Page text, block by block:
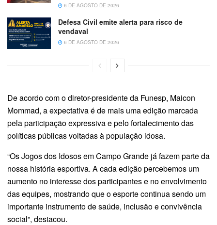
6 DE AGOSTO DE 2026
Defesa Civil emite alerta para risco de
vendaval
6 DE AGOSTO DE 2026
De acordo com o diretor-presidente da Funesp, Maicon
Mommad, a expectativa é de mais uma edição marcada
pela participação expressiva e pelo fortalecimento das
políticas públicas voltadas à população idosa.
“Os Jogos dos Idosos em Campo Grande já fazem parte da
nossa história esportiva. A cada edição percebemos um
aumento no interesse dos participantes e no envolvimento
das equipes, mostrando que o esporte continua sendo um
importante instrumento de saúde, inclusão e convivência
social”, destacou.